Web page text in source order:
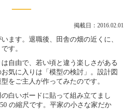
掲載日：2016.02.01
ます。退職後、田舎の畑の近くに、
す。
自由で、若い頃と違う楽しさがある
気に入りは「模型の検討」。設計図
をご主人が作ってみたのです。
白いボードに貼って組み立てまし
の縮尺です。平家の小さな家だか